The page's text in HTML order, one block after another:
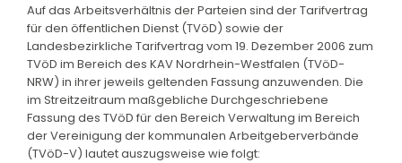
Auf das Arbeitsverhältnis der Parteien sind der Tarifvertrag
für den öffentlichen Dienst (TVöD) sowie der
Landesbezirkliche Tarifvertrag vom 19. Dezember 2006 zum
TVöD im Bereich des KAV Nordrhein-Westfalen (TVöD-
NRW) in ihrer jeweils geltenden Fassung anzuwenden. Die
im Streitzeitraum maßgebliche Durchgeschriebene
Fassung des TVöD für den Bereich Verwaltung im Bereich
der Vereinigung der kommunalen Arbeitgeberverbände
(TVöD-V) lautet auszugsweise wie folgt: